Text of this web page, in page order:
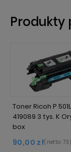
Produkty
Toner Ricoh P
419089 3 tys. K
box
90,00 zł(netto: